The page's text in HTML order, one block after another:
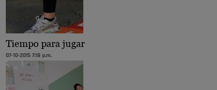
Tiempo para jugar
07-10-2015 7:18 p.m.